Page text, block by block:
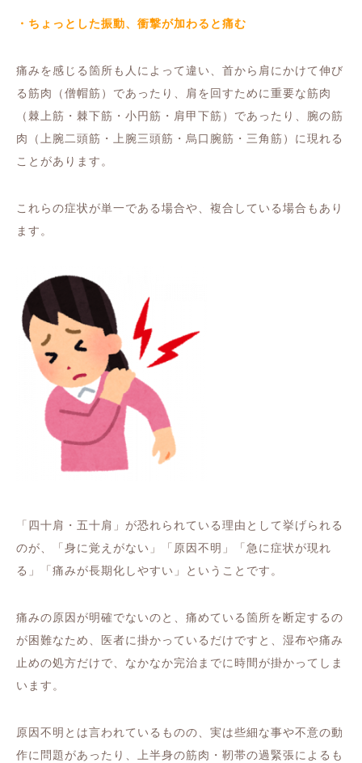
・ちょっとした振動、衝撃が加わると痛む
痛みを感じる箇所も人によって違い、首から肩にかけて伸び
る筋肉（僧帽筋）であったり、肩を回すために重要な筋肉
（棘上筋・棘下筋・小円筋・肩甲下筋）であったり、腕の筋
肉（上腕二頭筋・上腕三頭筋・烏口腕筋・三角筋）に現れる
ことがあります。
これらの症状が単一である場合や、複合している場合もあり
ます。
「四十肩・五十肩」が恐れられている理由として挙げられる
のが、「身に覚えがない」「原因不明」「急に症状が現れ
る」「痛みが長期化しやすい」ということです。
痛みの原因が明確でないのと、痛めている箇所を断定するの
が困難なため、医者に掛かっているだけですと、湿布や痛み
止めの処方だけで、なかなか完治までに時間が掛かってしま
います。
原因不明とは言われているものの、実は些細な事や不意の動
作に問題があったり、上半身の筋肉・靭帯の過緊張によるも